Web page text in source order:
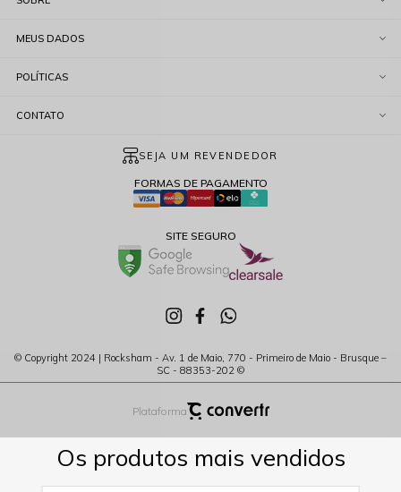
MEUS DADOS
POLÍTICAS
CONTATO
FORMAS DE PAGAMENTO
SITE SEGURO
SEJA UM REVENDEDOR
© Copyright 2024 | Rocksham - Av. 1 de Maio, 770 - Primeiro de Maio - Brusque –
SC - 88353-202 ©
Plataforma